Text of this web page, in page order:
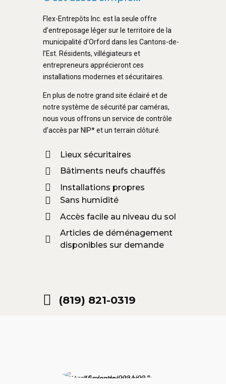
Flex-Entrepôts Inc. est la seule offre
d’entreposage léger sur le territoire de la
municipalité d’Orford dans les Cantons-de-
l’Est. Résidents, villégiateurs et
entrepreneurs apprécieront ces
installations modernes et sécuritaires.
En plus de notre grand site éclairé et de
notre système de sécurité par caméras,
nous vous offrons un service de contrôle
d’accès par NIP* et un terrain clôturé.
Lieux sécuritaires
Bâtiments neufs chauffés
Installations propres
Sans humidité
Accès facile au niveau du sol
Articles de déménagement
disponibles sur demande
(819) 821-0319